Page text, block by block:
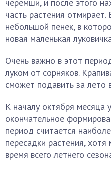
часть растения отмирает.
небольшой пенек, в
новая маленькая
Очень важно в этот
луком от сорняков.
сможет подавить за лето
К началу октября месяца
окончательное
период считается
пересадки растения,
время всего летнего